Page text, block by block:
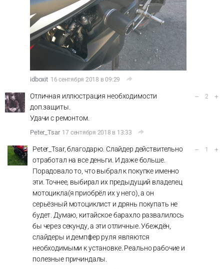
idboxit 16 сентября 2018 в 09:29
Отличная иллюстрация необходимости
доп.защиты.
Удачи с ремонтом.
Peter_Tsar 17 сентября 2018 в 13:33
– 2 +
Peter_Tsar, благодарю. Слайдер действительно
отработал на все деньги. И даже больше.
Порадовало то, что выбрал к покупке именно
эти. Точнее, выбирал их предыдущий владелец
мотоцикла(я приобрёл их у него), а он
серьёзный мотоциклист и дрянь покупать не
будет. Думаю, китайское барахло развалилось
бы через секунду, а эти отличные. Убеждён,
слайдеры и демпфер руля являются
необходимыми к установке. Реально рабочие и
полезные причиндалы.
– 1 +